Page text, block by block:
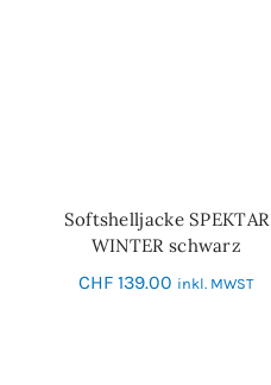
SCHNELL-EINKAUF
Softshelljacke SPEKTAR
WINTER schwarz
CHF 139.00 inkl. MWST